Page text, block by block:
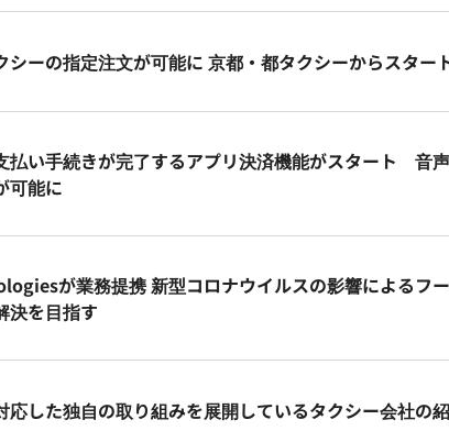
シーの指定注文が可能に 京都・都タクシーからスター
払い手続きが完了するアプリ決済機能がスタート 音
可能に
が業務提携 新型コロナウイルスの影響によるフ
決を目指す
応した独自の取り組みを展開しているタクシー会社の